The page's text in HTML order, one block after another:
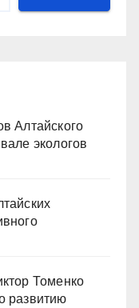
Алтайского
экологов
Томенко
развитию